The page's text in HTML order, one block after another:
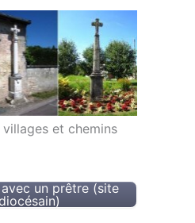
et chemins
un prêtre (site